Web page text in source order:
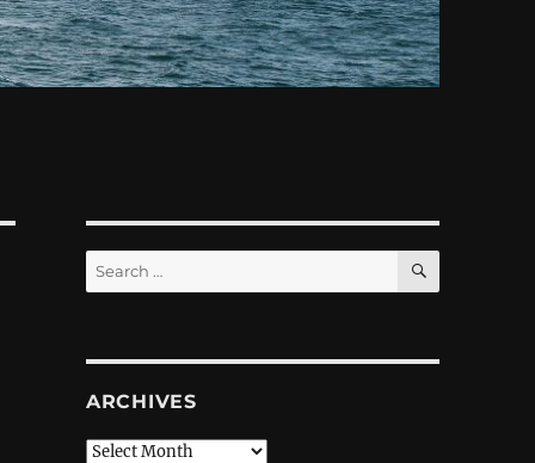
Search
for:
SEARCH
ARCHIVES
Archives